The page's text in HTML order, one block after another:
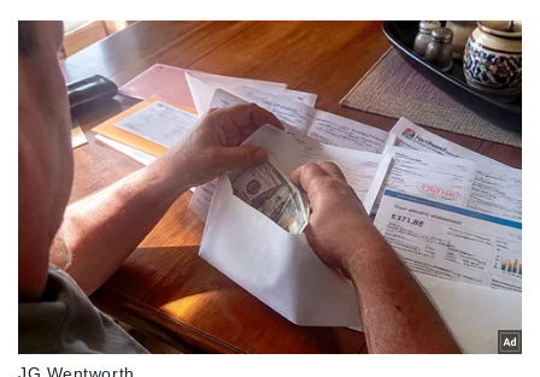
Nhi khoa
Nam khoa
Làm đẹp - giảm cân
Phòng mạch online
Ăn sạch sống khỏe